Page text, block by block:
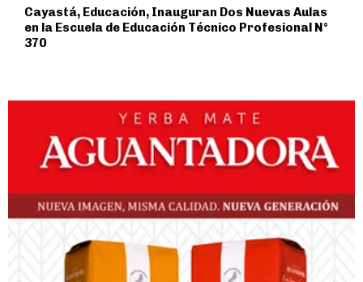
Cayastá, Educación, Inauguran Dos Nuevas Aulas
en la Escuela de Educación Técnico Profesional N°
370